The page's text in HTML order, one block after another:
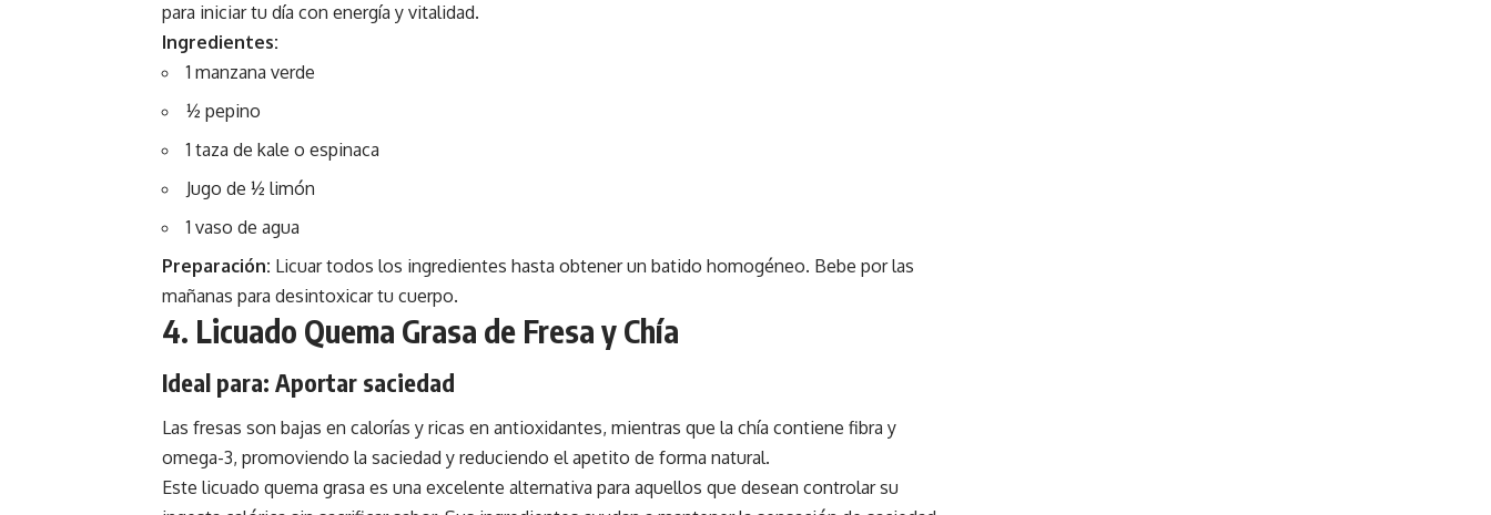
para iniciar tu día con energía y vitalidad.
Ingredientes:
1 manzana verde
½ pepino
1 taza de kale o espinaca
Jugo de ½ limón
1 vaso de agua
Preparación: Licuar todos los ingredientes hasta obtener un batido homogéneo. Bebe por las
mañanas para desintoxicar tu cuerpo.
4. Licuado Quema Grasa de Fresa y Chía
Ideal para: Aportar saciedad
Las fresas son bajas en calorías y ricas en antioxidantes, mientras que la chía contiene fibra y
omega-3, promoviendo la saciedad y reduciendo el apetito de forma natural.
Este licuado quema grasa es una excelente alternativa para aquellos que desean controlar su